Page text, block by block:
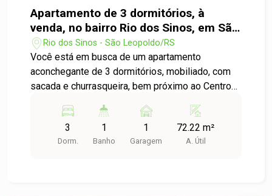
Apartamento de 3 dormitórios, à
venda, no bairro Rio dos Sinos, em São
Leopoldo
Rio dos Sinos - São Leopoldo/RS
Você está em busca de um apartamento
aconchegante de 3 dormitórios, mobiliado, com
sacada e churrasqueira, bem próximo ao Centro
ainda, uma sala aprazível, com vista e sacada,
banho social, cozinha, área de serviço e uma vaga
de garagem coberta.
3
Dorm.
1
Banho
1
Garagem
72.22 m²
A. Útil